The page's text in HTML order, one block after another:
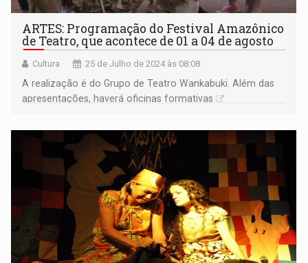
ARTES: Programação do Festival Amazônico
de Teatro, que acontece de 01 a 04 de agosto
Cultura 25 de Julho de 2024 às 08:08
A realização é do Grupo de Teatro Wankabuki. Além das
apresentações, haverá oficinas formativas